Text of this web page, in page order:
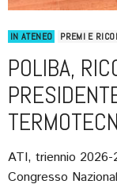
IN ATENEO PREMI E
POLIBA,
ATI, triennio 2026-
Congresso